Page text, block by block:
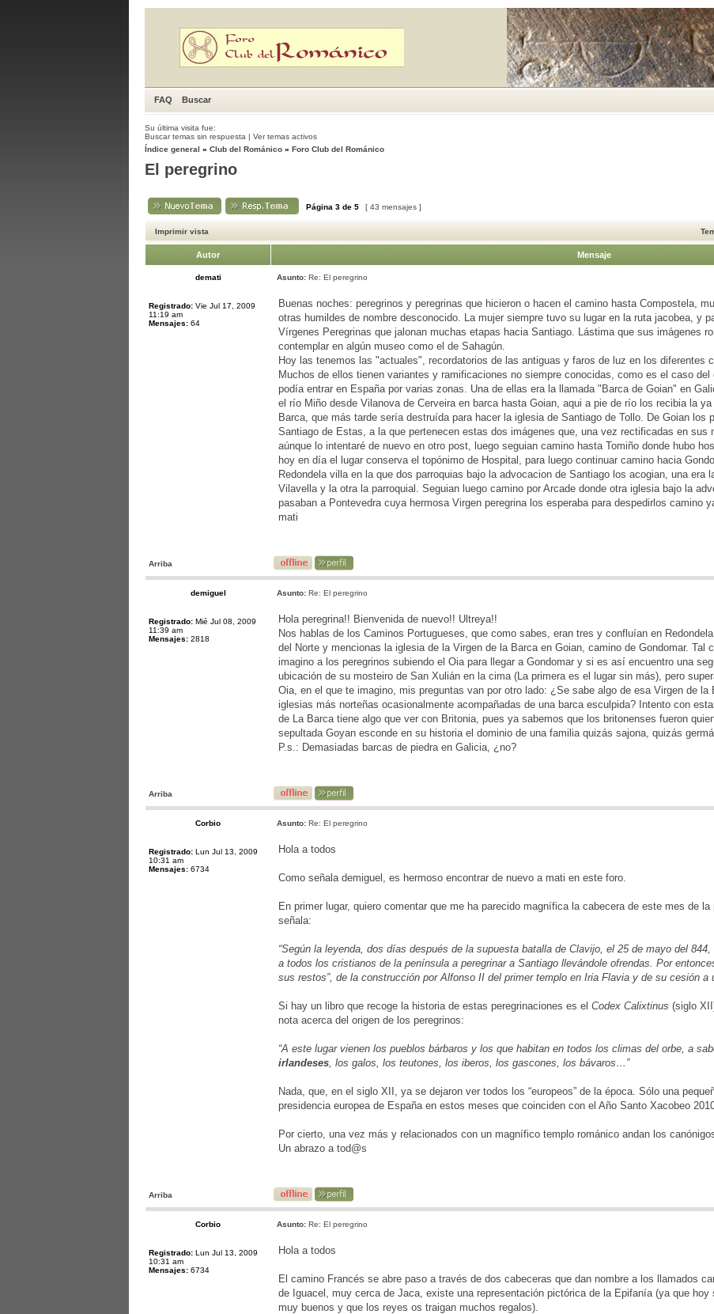
FAQ Buscar
Su última visita fue:
Buscar temas sin respuesta | Ver temas activos
Índice general » Club del Románico » Foro Club del Románico
El peregrino
Página 3 de 5 [ 43 mensajes ]
Imprimir vista
Autor Mensaje
demati Asunto: Re: El peregrino
Registrado: Vie Jul 17, 2009
11:19 am
Mensajes: 64
Buenas noches: peregrinos y peregrinas que hicieron o hacen el camino hasta Compostela,
otras humildes de nombre desconocido. La mujer siempre tuvo su lugar en la ruta jacobea, y
Vírgenes Peregrinas que jalonan muchas etapas hacia Santiago. Lástima que sus imágenes
contemplar en algún museo como el de Sahagún.
Hoy las tenemos las "actuales", recordatorios de las antiguas y faros de luz en los diferentes
Muchos de ellos tienen variantes y ramificaciones no siempre conocidas, como es el caso
podía entrar en España por varias zonas. Una de ellas era la llamada "Barca de Goian" en
el río Miño desde Vilanova de Cerveira en barca hasta Goian, aqui a pie de río los recibia la
Barca, que más tarde sería destruída para hacer la iglesia de Santiago de Tollo. De Goian los
Santiago de Estas, a la que pertenecen estas dos imágenes que, una vez rectificadas en sus
aúnque lo intentaré de nuevo en otro post, luego seguian camino hasta Tomiño donde hubo
hoy en día el lugar conserva el topónimo de Hospital, para luego continuar camino hacia
Redondela villa en la que dos parroquias bajo la advocacion de Santiago los acogian, una era
Vilavella y la otra la parroquial. Seguian luego camino por Arcade donde otra iglesia bajo la
pasaban a Pontevedra cuya hermosa Virgen peregrina los esperaba para despedirlos camino
mati
Arriba
demiguel Asunto: Re: El peregrino
Registrado: Mié Jul 08, 2009
11:39 am
Mensajes: 2818
Hola peregrina!! Bienvenida de nuevo!! Ultreya!!
Nos hablas de los Caminos Portugueses, que como sabes, eran tres y confluían en
del Norte y mencionas la iglesia de la Virgen de la Barca en Goian, camino de Gondomar. Tal
imagino a los peregrinos subiendo el Oia para llegar a Gondomar y si es así encuentro una
ubicación de su mosteiro de San Xulián en la cima (La primera es el lugar sin más), pero
Oia, en el que te imagino, mis preguntas van por otro lado: ¿Se sabe algo de esa Virgen de la
iglesias más norteñas ocasionalmente acompañadas de una barca esculpida? Intento con
de La Barca tiene algo que ver con Britonia, pues ya sabemos que los britonenses fueron
sepultada Goyan esconde en su historia el dominio de una familia quizás sajona, quizás
P.s.: Demasiadas barcas de piedra en Galicia, ¿no?
Arriba
Corbio Asunto: Re: El peregrino
Registrado: Lun Jul 13, 2009
10:31 am
Mensajes: 6734
Hola a todos
Como señala demiguel, es hermoso encontrar de nuevo a mati en este foro.
En primer lugar, quiero comentar que me ha parecido magnífica la cabecera de este mes de
señala:
“Según la leyenda, dos días después de la supuesta batalla de Clavijo, el 25 de mayo del
a todos los cristianos de la península a peregrinar a Santiago llevándole ofrendas. Por
sus restos”, de la construcción por Alfonso II del primer templo en Iria Flavia y de su cesión a
Si hay un libro que recoge la historia de estas peregrinaciones es el Codex Calixtinus (siglo
nota acerca del origen de los peregrinos:
“A este lugar vienen los pueblos bárbaros y los que habitan en todos los climas del orbe, a
irlandeses, los galos, los teutones, los iberos, los gascones, los bávaros…”
Nada, que, en el siglo XII, ya se dejaron ver todos los “europeos” de la época. Sólo una
presidencia europea de España en estos meses que coinciden con el Año Santo Xacobeo
Por cierto, una vez más y relacionados con un magnífico templo románico andan los
Un abrazo a tod@s
Arriba
Corbio Asunto: Re: El peregrino
Registrado: Lun Jul 13, 2009
10:31 am
Mensajes: 6734
Hola a todos
El camino Francés se abre paso a través de dos cabeceras que dan nombre a los llamados
de Iguacel, muy cerca de Jaca, existe una representación pictórica de la Epifanía (ya que
muy buenos y que los reyes os traigan muchos regalos).